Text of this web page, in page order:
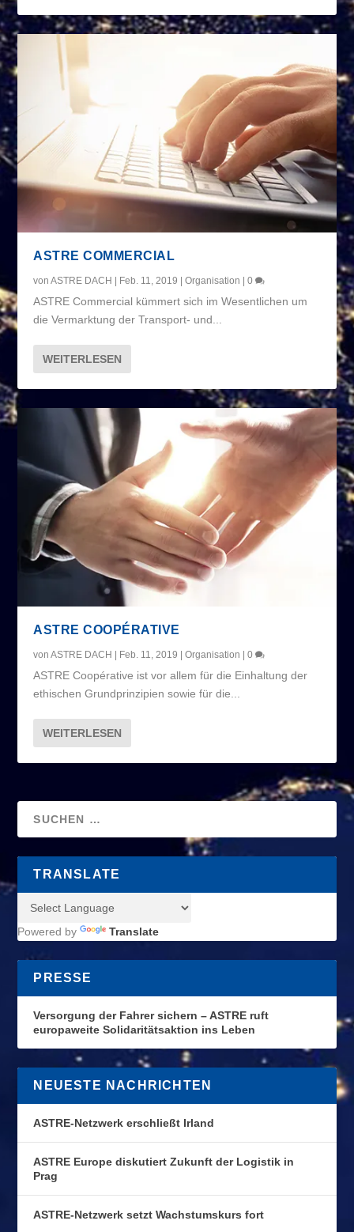
ASTRE COMMERCIAL
vonASTRE DACH | Feb. 11, 2019 |Organisation |0
ASTRE Commercial kümmert sich im Wesentlichen um
die Vermarktung der Transport- und...
WEITERLESEN
ASTRE COOPÉRATIVE
vonASTRE DACH | Feb. 11, 2019 |Organisation |0
ASTRE Coopérative ist vor allem für die Einhaltung der
ethischen Grundprinzipien sowie für die...
WEITERLESEN
TRANSLATE
Powered by Translate
PRESSE
Versorgung der Fahrer sichern – ASTRE ruft
europaweite Solidaritätsaktion ins Leben
NEUESTE NACHRICHTEN
ASTRE-Netzwerk erschließt Irland
ASTRE Europe diskutiert Zukunft der Logistik in
Prag
ASTRE-Netzwerk setzt Wachstumskurs fort